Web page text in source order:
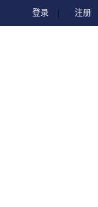
登录 注册